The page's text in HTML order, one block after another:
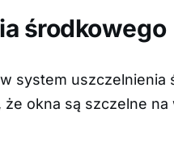
środkowego
system
okna są szczelne